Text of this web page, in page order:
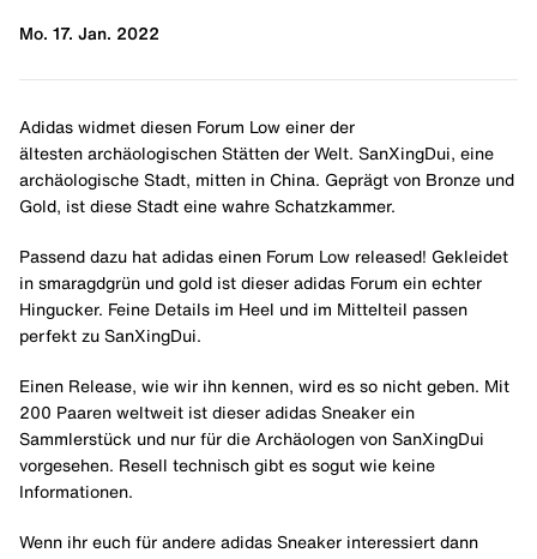
Mo. 17. Jan. 2022
Adidas widmet diesen Forum Low einer der
ältesten archäologischen Stätten der Welt. SanXingDui, eine
archäologische Stadt, mitten in China. Geprägt von Bronze und
Gold, ist diese Stadt eine wahre Schatzkammer.
Passend dazu hat adidas einen Forum Low released! Gekleidet
in smaragdgrün und gold ist dieser adidas Forum ein echter
Hingucker. Feine Details im Heel und im Mittelteil passen
perfekt zu SanXingDui.
Einen Release, wie wir ihn kennen, wird es so nicht geben. Mit
200 Paaren weltweit ist dieser adidas Sneaker ein
Sammlerstück und nur für die Archäologen von SanXingDui
vorgesehen. Resell technisch gibt es sogut wie keine
Informationen.
Wenn ihr euch für andere adidas Sneaker interessiert dann